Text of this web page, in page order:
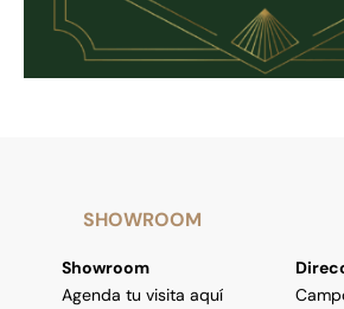
SHOWROOM
Showroom
Agenda tu visita aquí